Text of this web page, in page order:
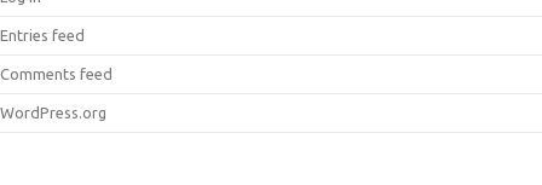
Entries feed
Comments feed
WordPress.org